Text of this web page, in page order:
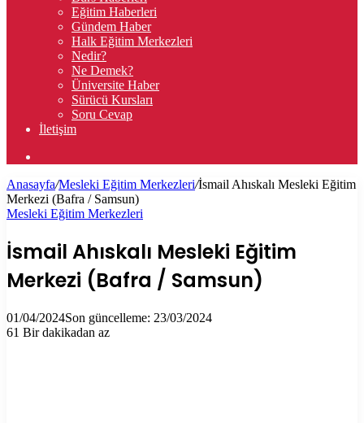
Eğitim Haberleri
Gündem Haber
Halk Eğitim Merkezleri
Nedir?
Ne Demek?
Üniversite Haber
Sürücü Kursları
Soru Cevap
İletişim
...
Anasayfa/Mesleki Eğitim Merkezleri/İsmail Ahıskalı Mesleki Eğitim
Merkezi (Bafra / Samsun)
Mesleki Eğitim Merkezleri
İsmail Ahıskalı Mesleki Eğitim
Merkezi (Bafra / Samsun)
01/04/2024Son güncelleme: 23/03/2024
61 Bir dakikadan az